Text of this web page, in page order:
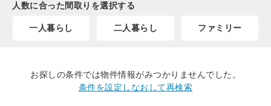
人数に合った間取りを選択する
一人暮らし 二人暮らし ファミリー
お探しの条件では物件情報がみつかりませんでした。
条件を設定しなおして再検索